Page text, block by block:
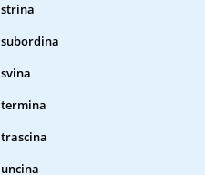
strina
subordina
svina
termina
trascina
uncina